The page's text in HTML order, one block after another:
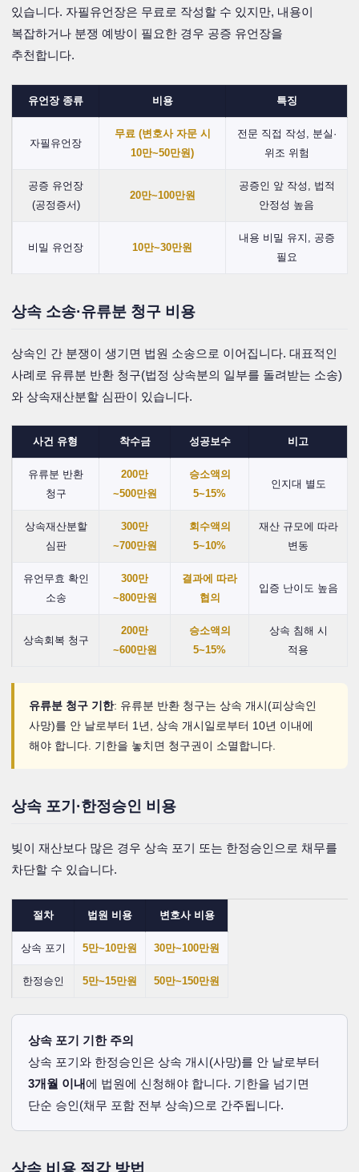
있습니다. 자필유언장은 무료로 작성할 수 있지만, 내용이
복잡하거나 분쟁 예방이 필요한 경우 공증 유언장을
추천합니다.
유언장 종류 비용 특징
자필유언장
무료 (변호사 자문 시
10만~50만원)
전문 직접 작성, 분실·
위조 위험
공증 유언장
(공정증서)
20만~100만원
공증인 앞 작성, 법적
안정성 높음
비밀 유언장 10만~30만원
내용 비밀 유지, 공증
필요
상속 소송·유류분 청구 비용
상속인 간 분쟁이 생기면 법원 소송으로 이어집니다. 대표적인
사례로 유류분 반환 청구(법정 상속분의 일부를 돌려받는 소송)
와 상속재산분할 심판이 있습니다.
사건 유형 착수금 성공보수 비고
유류분 반환
청구
200만
~500만원
승소액의
5~15%
인지대 별도
상속재산분할
심판
300만
~700만원
회수액의
5~10%
재산 규모에 따라
변동
유언무효 확인
소송
300만
~800만원
결과에 따라
협의
입증 난이도 높음
상속회복 청구
200만
~600만원
승소액의
5~15%
상속 침해 시
적용
유류분 청구 기한: 유류분 반환 청구는 상속 개시(피상속인
사망)를 안 날로부터 1년, 상속 개시일로부터 10년 이내에
해야 합니다. 기한을 놓치면 청구권이 소멸합니다.
상속 포기·한정승인 비용
빚이 재산보다 많은 경우 상속 포기 또는 한정승인으로 채무를
차단할 수 있습니다.
절차 법원 비용 변호사 비용
상속 포기 5만~10만원 30만~100만원
한정승인 5만~15만원 50만~150만원
상속 포기 기한 주의
상속 포기와 한정승인은 상속 개시(사망)를 안 날로부터
3개월 이내에 법원에 신청해야 합니다. 기한을 넘기면
단순 승인(채무 포함 전부 상속)으로 간주됩니다.
상속 비용 절감 방법